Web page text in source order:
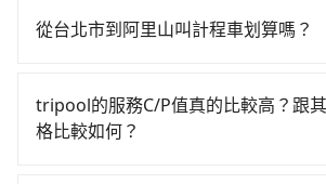
月台上等待列車的到來，大概又過了
班的計程車，搭上小黃後約花145分
後，抵達阿里山 (嘉義縣阿里山鄉) 的
在車上休息，那在台北市中正區有約
天租金約$1,500，九人座如Hyundai
Volkswagen T5，一天$4,500起，油
從台北市到阿里山叫計程車划算嗎？
灣大車隊、Uber、Line Taxi、Yoxi等
到車，也可考慮打電話至附近的計程
tripool的服務C/P值真的比較高？跟
格比較如何？